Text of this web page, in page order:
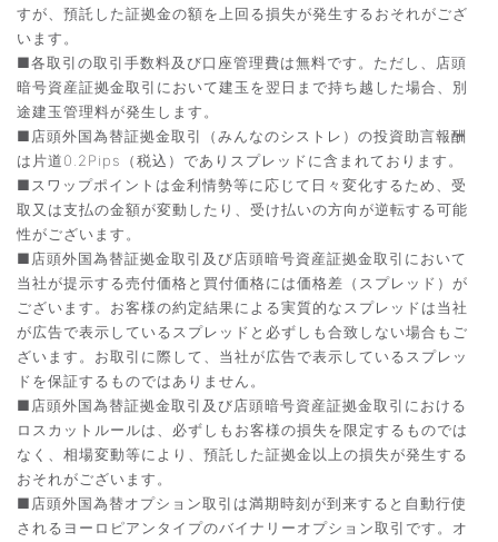
すが、預託した証拠金の額を上回る損失が発生するおそれがござ
います。
■各取引の取引手数料及び口座管理費は無料です。ただし、店頭
暗号資産証拠金取引において建玉を翌日まで持ち越した場合、別
途建玉管理料が発生します。
■店頭外国為替証拠金取引（みんなのシストレ）の投資助言報酬
は片道0.2Pips（税込）でありスプレッドに含まれております。
■スワップポイントは金利情勢等に応じて日々変化するため、受
取又は支払の金額が変動したり、受け払いの方向が逆転する可能
性がございます。
■店頭外国為替証拠金取引及び店頭暗号資産証拠金取引において
当社が提示する売付価格と買付価格には価格差（スプレッド）が
ございます。お客様の約定結果による実質的なスプレッドは当社
が広告で表示しているスプレッドと必ずしも合致しない場合もご
ざいます。お取引に際して、当社が広告で表示しているスプレッ
ドを保証するものではありません。
■店頭外国為替証拠金取引及び店頭暗号資産証拠金取引における
ロスカットルールは、必ずしもお客様の損失を限定するものでは
なく、相場変動等により、預託した証拠金以上の損失が発生する
おそれがございます。
■店頭外国為替オプション取引は満期時刻が到来すると自動行使
されるヨーロピアンタイプのバイナリーオプション取引です。オ